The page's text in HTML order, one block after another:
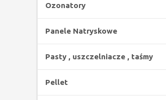
Ozonatory
Panele Natryskowe
Pasty , uszczelniacze , taśmy
Pellet